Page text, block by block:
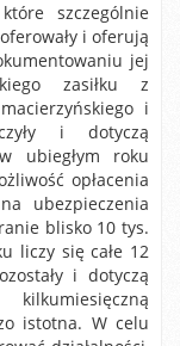
szczególnie
i oferują
jej
zasiłku z
i
i dotyczą
ubiegłym roku
opłacenia
ubezpieczenia
blisko 10 tys.
liczy się całe 12
i dotyczą
istotna. W celu